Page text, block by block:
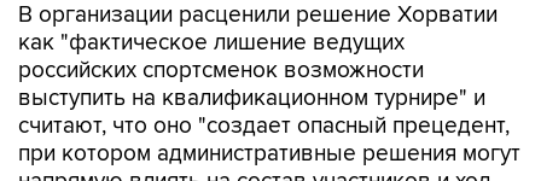
В организации расценили решение Хорватии
как "фактическое лишение ведущих
российских спортсменок возможности
выступить на квалификационном турнире" и
считают, что оно "создает опасный прецедент,
при котором административные решения могут